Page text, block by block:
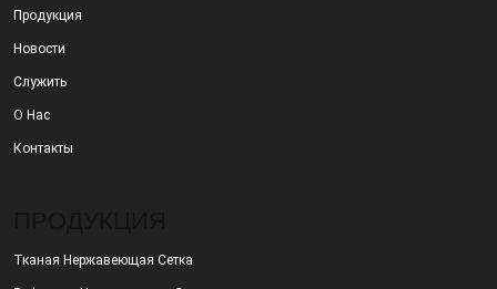
Продукция
Новости
Служить
О Нас
Контакты
Тканая Нержавеющая Сетка